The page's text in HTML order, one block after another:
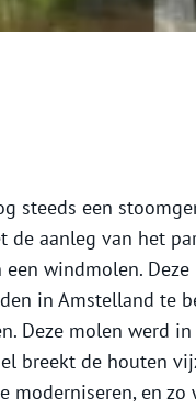
steeds een
aanleg van het
windmolen.
in Amstelland te
Deze molen werd
breekt de houten
en zo